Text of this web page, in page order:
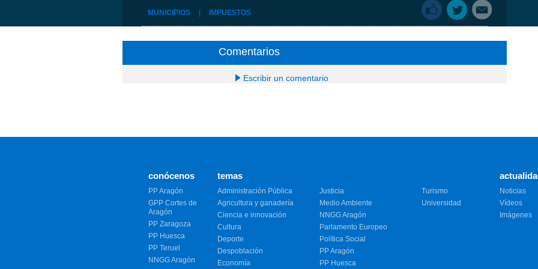
MUNICIPIOS
IMPUESTOS
Comentarios
Escribir un comentario
conócenos
PP Aragón
GPP Cortes de
Aragón
PP Zaragoza
PP Huesca
PP Teruel
NNGG Aragón
temas
Administración Pública
Agricultura y ganadería
Ciencia e innovación
Cultura
Deporte
Despoblación
Economía
Justicia
Medio Ambiente
NNGG Aragón
Parlamento Europeo
Política Social
PP Aragón
PP Huesca
Turismo
Universidad
Noticias
Vídeos
Imágenes